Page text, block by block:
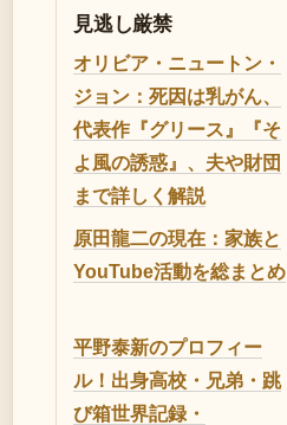
見逃し厳禁
オリビア・ニュートン・
ジョン：死因は乳がん、
代表作『グリース』『そ
よ風の誘惑』、夫や財団
まで詳しく解説
原田龍二の現在：家族と
YouTube活動を総まとめ
平野泰新のプロフィー
ル！出身高校・兄弟・跳
び箱世界記録・